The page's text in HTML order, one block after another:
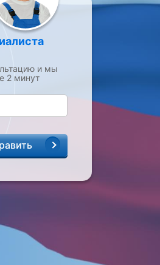
и мы
2 минут